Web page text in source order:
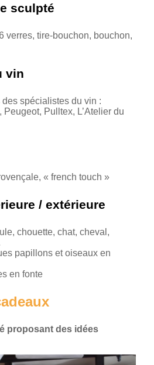
sculpté
verres, tire-bouchon, bouchon,
vin
spécialistes du vin :
Pulltex, L’Atelier du
« french touch »
/ extérieure
chouette, chat, cheval,
papillons et oiseaux en
en fonte
proposant des idées